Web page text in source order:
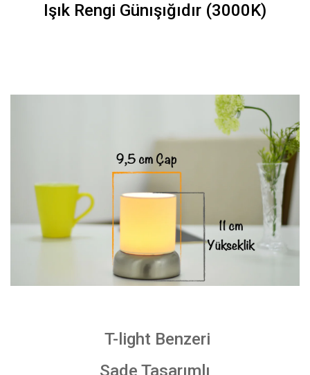
Işık Rengi Günışığıdır (3000K)
T-light Benzeri
Sade Tasarımlı